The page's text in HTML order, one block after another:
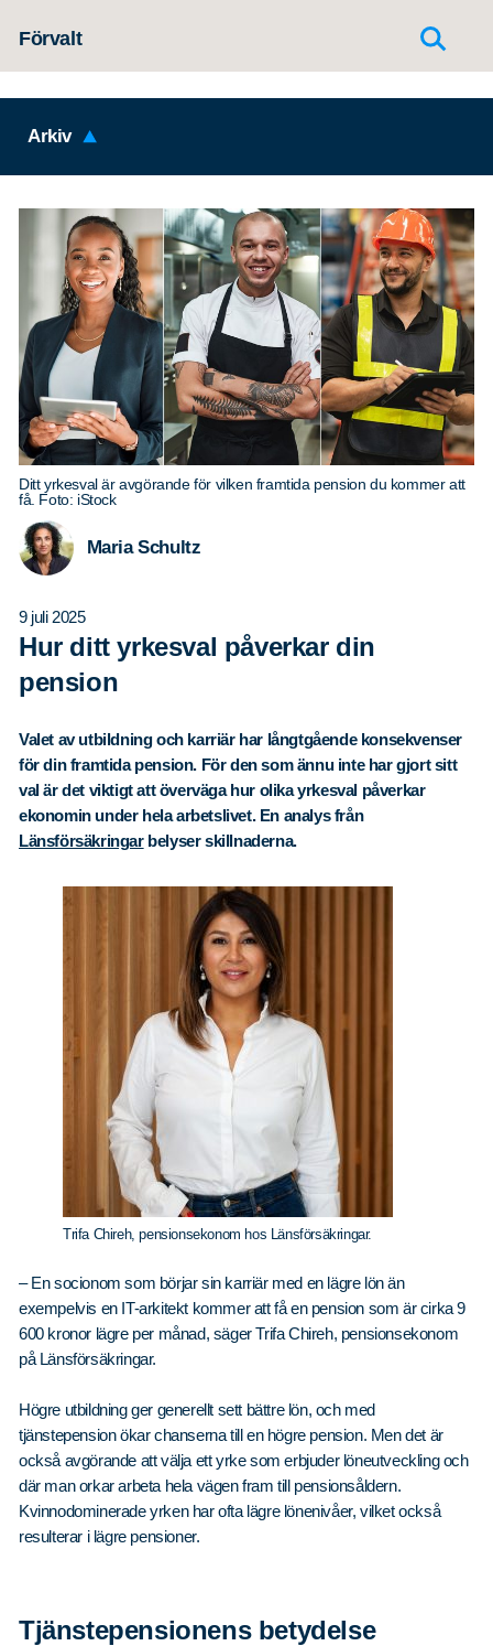
Förvalt
Arkiv
Ditt yrkesval är avgörande för vilken framtida pension du kommer att
få. Foto: iStock
Maria Schultz
9 juli 2025
Hur ditt yrkesval påverkar din
pension
Valet av utbildning och karriär har långtgående konsekvenser
för din framtida pension. För den som ännu inte har gjort sitt
val är det viktigt att överväga hur olika yrkesval påverkar
ekonomin under hela arbetslivet. En analys från
Länsförsäkringarbelyser skillnaderna.
Trifa Chireh, pensionsekonom hos Länsförsäkringar.
– En socionom som börjar sin karriär med en lägre lön än
exempelvis en IT-arkitekt kommer att få en pension som är cirka 9
600 kronor lägre per månad, säger Trifa Chireh, pensionsekonom
på Länsförsäkringar.
Högre utbildning ger generellt sett bättre lön, och med
tjänstepension ökar chanserna till en högre pension. Men det är
också avgörande att välja ett yrke som erbjuder löneutveckling och
där man orkar arbeta hela vägen fram till pensionsåldern.
Kvinnodominerade yrken har ofta lägre lönenivåer, vilket också
resulterar i lägre pensioner.
Tjänstepensionens betydelse